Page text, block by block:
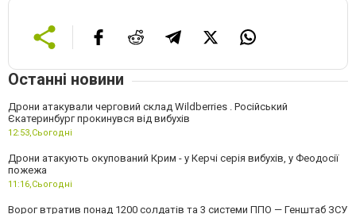
Останні новини
Дрони атакували черговий склад Wildberries . Російський
Єкатеринбург прокинувся від вибухів
12:53,Сьогодні
Дрони атакують окупований Крим - у Керчі серія вибухів, у Феодосії
пожежа
11:16,Сьогодні
Ворог втратив понад 1200 солдатів та 3 системи ППО — Генштаб ЗСУ